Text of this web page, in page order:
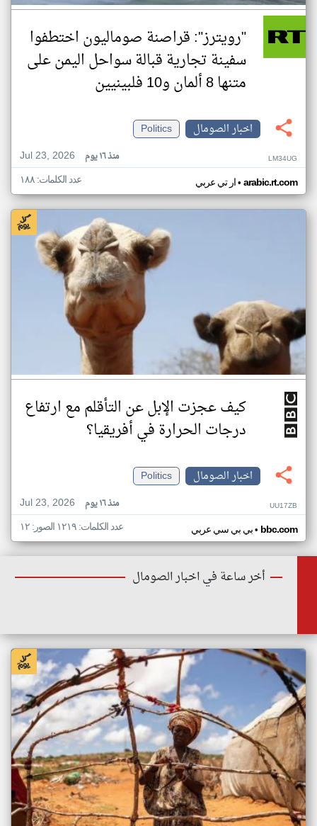
"رويترز": قراصنة صوماليون اختطفوا
سفينة تجارية قبالة سواحل اليمن على
متنها 8 ألمان و10 فلبينيين
اخبار الصومال
Politics
Jul 23, 2026
منذ ١٦ يوم LM34UG
ار تي عربي• arabic.rt.com عدد الكلمات: ١٨٨
كيف عجزت الإبل عن التأقلم مع ارتفاع
درجات الحرارة في أفريقيا؟
اخبار الصومال
Politics
Jul 23, 2026
منذ ١٦ يوم UU17ZB
بي بي سي عربي• bbc.com عدد الكلمات: ١٢١٩ الصور: ١٢
أخر ساعة في اخبار الصومال